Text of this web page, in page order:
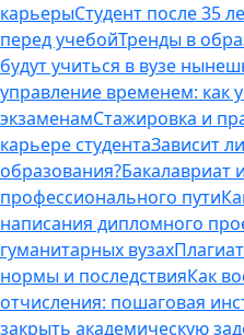
карьерыСтудент после 35
перед учебойТренды в
будут учиться в вузе
управление временем: как
экзаменамСтажировка и
карьере студентаЗависит
образования?Бакалавриат
профессионального пути
написания дипломного
гуманитарных вузах
нормы и последствияКак
отчисления: пошаговая
закрыть академическую